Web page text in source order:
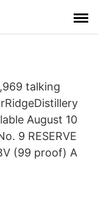
talking
August 10
9 RESERVE
(99 proof) A